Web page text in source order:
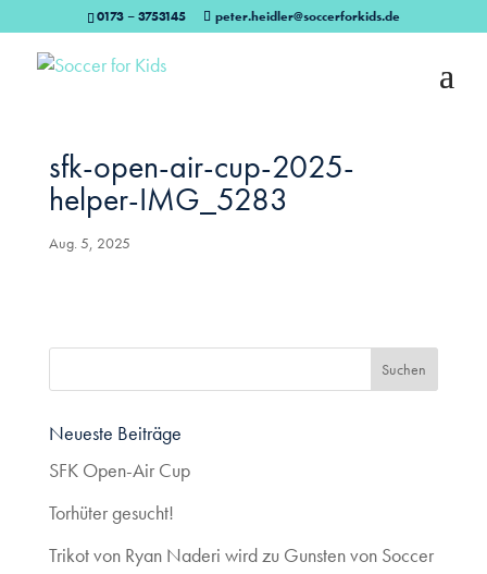
0173 – 3753145 peter.heidler@soccerforkids.de
sfk-open-air-cup-2025-
helper-IMG_5283
Aug. 5, 2025
Neueste Beiträge
SFK Open-Air Cup
Torhüter gesucht!
Trikot von Ryan Naderi wird zu Gunsten von Soccer